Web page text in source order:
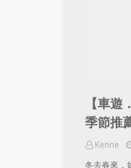
【車
季節推
Kenne
冬去春來，